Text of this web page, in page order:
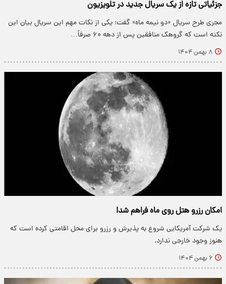
جزئیاتی تازه از یک سریال جدید در تلویزیون
مجری طرح سریال «دو نیمه ماه» گفت: یکی از نکات مهم این سریال بیان این
نکته است که گروهک منافقین پس از دهه ۶۰ صرفاً…
۸ بهمن ۱۴۰۴
امکان رزرو هتل روی ماه فراهم شد!
یک شرکت آمریکایی شروع به پذیرش و رزرو برای محل اقامتی کرده است که
هنوز وجود خارجی ندارد.
۶ بهمن ۱۴۰۴